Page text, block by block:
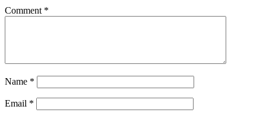
Comment *
Name *
Email *